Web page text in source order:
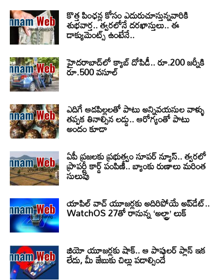
కొత్త పింఛన్ల కోసం ఎదురుచూస్తున్నవారికి
శుభవార్త.. త్వరలోనే దరఖాస్తులు.. ఈ
డాక్యుమెంట్స్ ఉంటేనే..
హైదరాబాద్‌లో క్యాబ్‌ దోపిడీ.. రూ.200 జర్నీకి
రూ.500 వసూల్
ఎదిగే ఆడపిల్లలతో పాటు అన్నివయసుల వాళ్ళు
తప్పక తినాల్సిన లడ్డు.. ఆరోగ్యంతో పాటు
అందం కూడా
ఏపీ ప్రజలకు ప్రభుత్వం సూపర్ న్యూస్.. త్వరలో
ప్రాపర్టీ కార్డ్ పంపిణీ.. బ్యాంకు రుణాలు మరింత
సులువు
యాపిల్ వాచ్ యూజర్లకు అదిరిపోయే అప్‌డేట్..
WatchOS 27తో రానున్న ‘అల్ట్రా’ లుక్
జియో యూజర్లకు షాక్.. ఆ పాపులర్ ప్లాన్ ఇక
లేదు, మీ జేబుకు చిల్లు పడాల్సిందే